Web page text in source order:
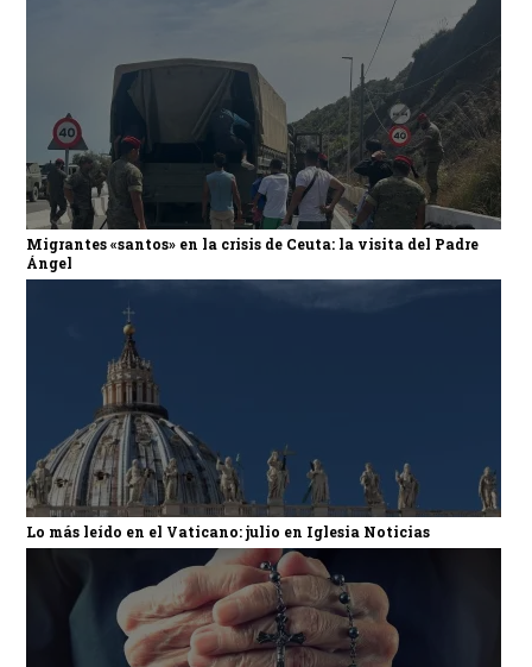
Migrantes «santos» en la crisis de Ceuta: la visita del Padre
Ángel
Lo más leído en el Vaticano: julio en Iglesia Noticias